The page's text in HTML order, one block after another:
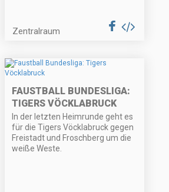
Zentralraum
FAUSTBALL BUNDESLIGA:
TIGERS VÖCKLABRUCK
In der letzten Heimrunde geht es
für die Tigers Vöcklabruck gegen
Freistadt und Froschberg um die
weiße Weste.